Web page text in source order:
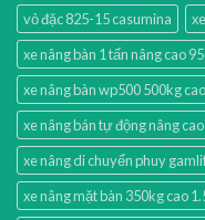
vỏ đặc 825-15 casumina
xe nâng bàn 1 tấn nâng cao
xe nâng bàn wp500 500kg
xe nâng bán tự động nâng
xe nâng di chuyển phuy
xe nâng mặt bàn 350kg cao